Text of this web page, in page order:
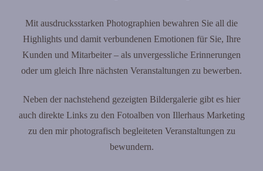
Mit ausdrucksstarken Photographien bewahren Sie all die
Highlights und damit verbundenen Emotionen für Sie, Ihre
Kunden und Mitarbeiter – als unvergessliche Erinnerungen
oder um gleich Ihre nächsten Veranstaltungen zu bewerben.
Neben der nachstehend gezeigten Bildergalerie gibt es hier
auch direkte Links zu den Fotoalben von Illerhaus Marketing
zu den mir photografisch begleiteten Veranstaltungen zu
bewundern.